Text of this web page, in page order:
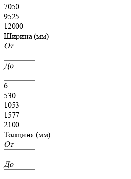
7050
9525
12000
Ширина (мм)
От
До
6
530
1053
1577
2100
Толщина (мм)
От
До